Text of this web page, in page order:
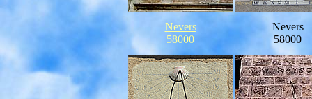
Nevers
58000
Nevers
58000